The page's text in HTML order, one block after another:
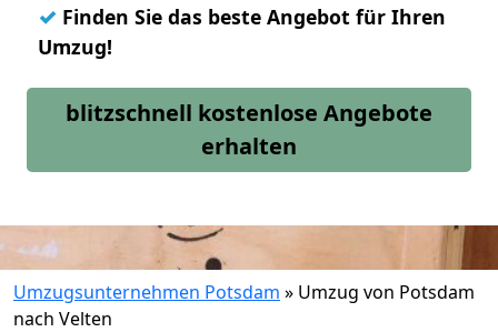
✓ Finden Sie das beste Angebot für Ihren
Umzug!
blitzschnell kostenlose Angebote
erhalten
Umzugsunternehmen Potsdam » Umzug von Potsdam
nach Velten